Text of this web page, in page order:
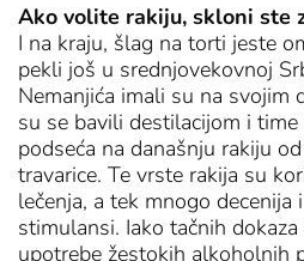
Ako volite rakiju, skloni ste
I na kraju, šlag na torti jeste
pekli još u srednjovekovnoj
Nemanjića imali su na svojim
su se bavili destilacijom i
podseća na današnju rakiju
travarice. Te vrste rakija su
lečenja, a tek mnogo decenija
stimulansi. Iako tačnih
upotrebe žestokih alkoholnih